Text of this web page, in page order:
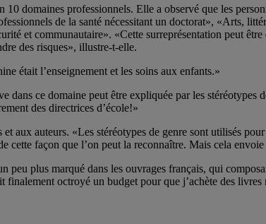
10 domaines professionnels. Elle a observé que les
de la santé nécessitant un doctorat», «Arts,
et communautaire». «Cette surreprésentation peut
des risques», illustre-t-elle.
était l’enseignement et les soins aux enfants.»
dans ce domaine peut être expliquée par les stéréotypes
des directrices d’école!»
aux auteurs. «Les stéréotypes de genre sont utilisés
cette façon que l’on peut la reconnaître. Mais cela
peu plus marqué dans les ouvrages français, qui
finalement octroyé un budget pour que j’achète des